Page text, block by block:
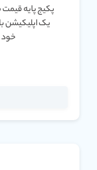
پکیج پایه
یک اپلیکیشن